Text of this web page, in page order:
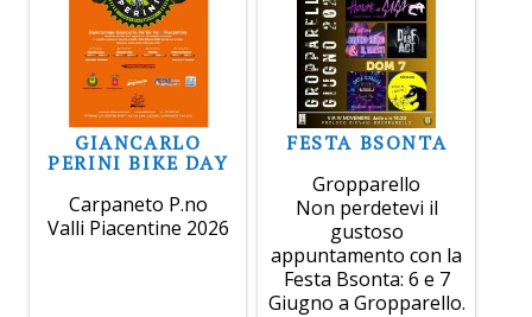
GIANCARLO
PERINI BIKE DAY
Carpaneto P.no
Valli Piacentine 2026
FESTA BSONTA
Gropparello
Non perdetevi il
gustoso
appuntamento con la
Festa Bsonta: 6 e 7
Giugno a Gropparello.